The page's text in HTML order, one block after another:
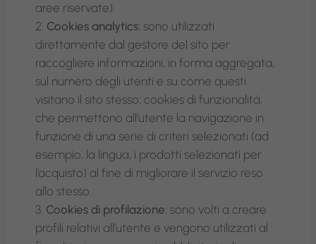
aree riservate).
Cookies analytics: sono utilizzati
direttamente dal gestore del sito per
raccogliere informazioni, in forma aggregata,
sul numero degli utenti e su come questi
visitano il sito stesso; cookies di funzionalità,
che permettono all’utente la navigazione in
funzione di una serie di criteri selezionati (ad
esempio, la lingua, i prodotti selezionati per
l’acquisto) al fine di migliorare il servizio reso
allo stesso.
Cookies di profilazione: sono volti a creare
profili relativi all’utente e vengono utilizzati al